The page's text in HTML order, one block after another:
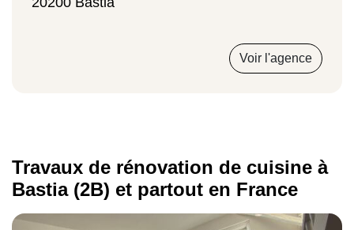
Remplacement de plan de travail en bois
Légère modification de la plomberie
539 €
Voir l'agence
Travaux de rénovation de cuisine à
Bastia (2B) et partout en France